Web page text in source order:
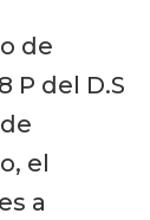
de
P del D.S
el
a